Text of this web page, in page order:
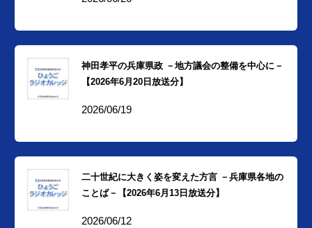
神田孝平の兵庫県政 －地方議会の整備を中心に－
【2026年6月20日放送分】
2026/06/19
二十世紀に大きく姿を変えた方言 －兵庫県各地の
ことば－【2026年6月13日放送分】
2026/06/12